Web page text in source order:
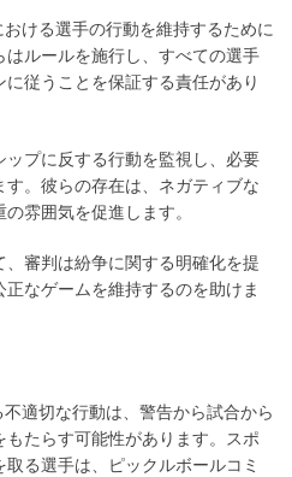
ける選手の行動を維持するために
ルールを施行し、すべての選手
従うことを保証する責任があり
プに反する行動を監視し、必要
。彼らの存在は、ネガティブな
雰囲気を促進します。
審判は紛争に関する明確化を提
なゲームを維持するのを助けま
適切な行動は、警告から試合から
たらす可能性があります。スポ
る選手は、ピックルボールコミ